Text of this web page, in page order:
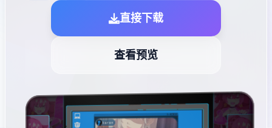
直接下载
查看预览